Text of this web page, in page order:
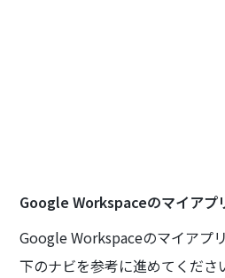
Google Workspaceのマイアプ
Google Workspaceのマイアプ
下のナビを参考に進めてくださ